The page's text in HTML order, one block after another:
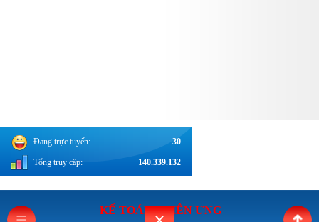
Đang trực tuyến: 30
Tổng truy cập: 140.339.132
KẾ TOÁN THIÊN ƯNG